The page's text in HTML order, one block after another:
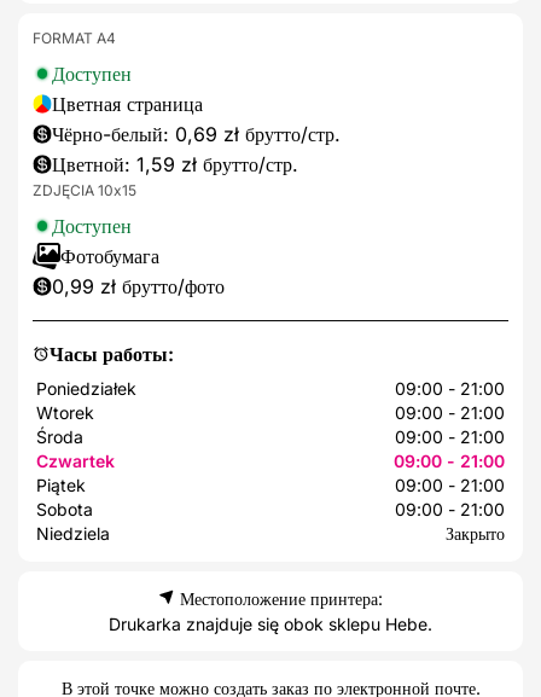
Часы работы:
Poniedziałek
09:00 - 21:00
Wtorek
09:00 - 21:00
Środa
09:00 - 21:00
Czwartek
09:00 - 21:00
Piątek
09:00 - 21:00
Sobota
09:00 - 21:00
Niedziela
Закрыто
FORMAT A4
Доступен
Цветная страница
Чёрно-белый: 0,69 zł брутто/стр.
Цветной: 1,59 zł брутто/стр.
ZDJĘCIA 10x15
Доступен
Фотобумага
0,99 zł брутто/фото
Местоположение принтера:
Drukarka znajduje się obok sklepu Hebe.
В этой точке можно создать заказ по электронной почте.